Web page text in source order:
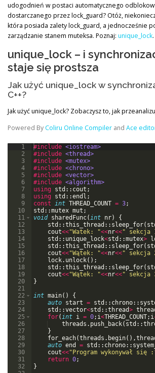
udogodnień w postaci automatycznego
dostarczanego przez lock_guard? Otóż,
która posiada zalety lock_guard, a jednocześnie
zarządzanie stanem muteksa. Poznaj: unique_lock.
unique_lock – i
staje się prostsza
Jak użyć unique_lock w
C++?
Jak użyć unique_lock? Zobaczysz to, jak
Powered By Coliru Online Compiler and Ace
1
2
3
4
5
6
7
8
9
10
11
12
13
14
15
16
17
18
19
20
21
22
23
24
25
26
27
28
29
30
31
32
#include <iostream>
#include <thread>
#include <mutex>
#include <chrono>
#include <vector>
#include <algorithm>
using
std :: cout ;
using
std ::endl ;
const int THREAD_COUNT = 3;
std ::mutex mut ;
void sharedFunc(int nr)
{
std ::this_thread :: sleep_for(
cout<<"Watek: "<<nr<<" sekcja
std :: unique_lock<std ::mutex>
std ::this_thread :: sleep_for(
cout<<"Wątek: "<<nr<<" sekcja
lock. unlock( ) ;
std ::this_thread :: sleep_for(
cout<<"Wątek: "<<nr<<" sekcja
}
int main( )
{
auto start = std :: chrono::
std ::vector<std ::thread>
for(int i = 0; i<THREAD_COUNT; i
threads . push_back( std ::
}
for_each(threads . begin( ) ,
auto end = std :: chrono::
cout<<" Program wykonywał się :
return 0;
}